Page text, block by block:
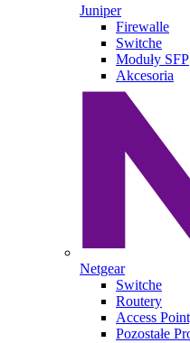
Juniper
Firewalle
Switche
Moduły SFP
Akcesoria
Netgear
Switche
Routery
Access
Pozostałe